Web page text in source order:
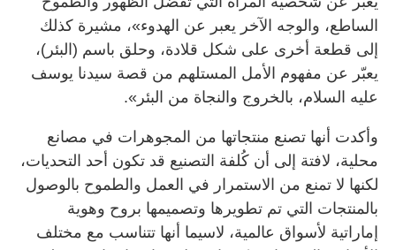
الساطع، والوجه الآخر يعبر عن الهدوء»، مشيرة كذلك
إلى قطعة أخرى على شكل قلادة، وحلق باسم (البئر)،
يعبّر عن مفهوم الأمل المستلهم من قصة سيدنا يوسف
عليه السلام، بالخروج والنجاة من البئر».
وأكدت أنها تصنع منتجاتها من المجوهرات في مصانع
محلية، لافتة إلى أن كُلفة التصنيع قد تكون أحد التحديات،
لكنها لا تمنع من الاستمرار في العمل والطموح بالوصول
بالمنتجات التي تم تطويرها وتصميمها بروح وهوية
إماراتية لأسواق عالمية، لاسيما أنها تتناسب مع مختلف